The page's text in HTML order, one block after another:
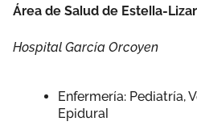
Área de Salud de Estella-
Hospital García Orcoyen
Enfermería: Pediatría,
Epidural